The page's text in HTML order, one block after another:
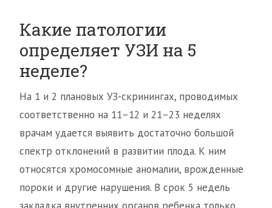
Какие патологии
определяет УЗИ на 5
неделе?
На 1 и 2 плановых УЗ-скринингах, проводимых
соответственно на 11–12 и 21–23 неделях
врачам удается выявить достаточно большой
спектр отклонений в развитии плода. К ним
относятся хромосомные аномалии, врожденные
пороки и другие нарушения. В срок 5 недель